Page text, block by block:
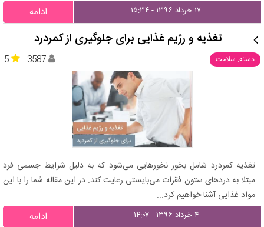
۱۷ خرداد ۱۳۹۶ - ۱۵:۳۴ ادامه
تغذیه و رژیم غذایی برای جلوگیری از کمردرد
دسته: سلامت 5 3587
تغذیه کمردرد شامل بخور نخورهایی می‌شود که به دلیل شرایط جسمی فرد
مبتلا به دردهای ستون فقرات می‌بایستی رعایت کند. در این مقاله شما را با این
مواد غذایی آشنا خواهیم کرد...
۴ خرداد ۱۳۹۶ - ۱۴:۰۷ ادامه